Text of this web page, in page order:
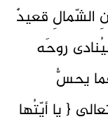
الشّمالِ قعيدٌ
روحَه
يحسُّ
{ يا أيّتُها